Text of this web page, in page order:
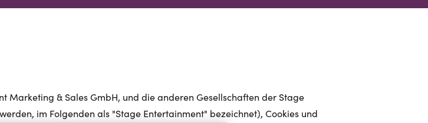
& Sales GmbH, und die anderen Gesellschaften der Stage
im Folgenden als "Stage Entertainment" bezeichnet), Cookies und